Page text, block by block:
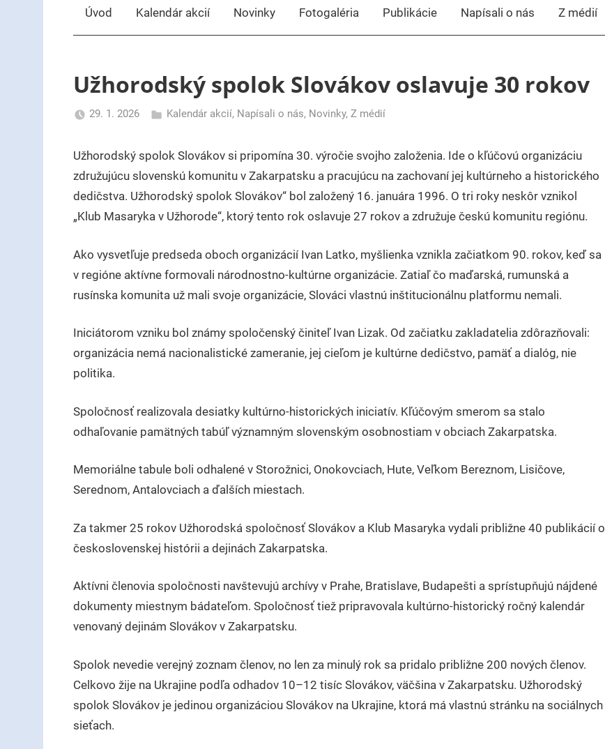
Úvod Kalendár akcií Novinky Fotogaléria Publikácie Napísali o nás Z médií
Užhorodský spolok Slovákov oslavuje 30 rokov
29. 1. 2026
Kalendár akcií, Napísali o nás, Novinky, Z médií
Užhorodský spolok Slovákov si pripomína 30. výročie svojho založenia. Ide o kľúčovú organizáciu
združujúcu slovenskú komunitu v Zakarpatsku a pracujúcu na zachovaní jej kultúrneho a historického
dedičstva. Užhorodský spolok Slovákov“ bol založený 16. januára 1996. O tri roky neskôr vznikol
„Klub Masaryka v Užhorode“, ktorý tento rok oslavuje 27 rokov a združuje českú komunitu regiónu.
Ako vysvetľuje predseda oboch organizácií Ivan Latko, myšlienka vznikla začiatkom 90. rokov, keď sa
v regióne aktívne formovali národnostno-kultúrne organizácie. Zatiaľ čo maďarská, rumunská a
rusínska komunita už mali svoje organizácie, Slováci vlastnú inštitucionálnu platformu nemali.
Iniciátorom vzniku bol známy spoločenský činiteľ Ivan Lizak. Od začiatku zakladatelia zdôrazňovali:
organizácia nemá nacionalistické zameranie, jej cieľom je kultúrne dedičstvo, pamäť a dialóg, nie
politika.
Spoločnosť realizovala desiatky kultúrno-historických iniciatív. Kľúčovým smerom sa stalo
odhaľovanie pamätných tabúľ významným slovenským osobnostiam v obciach Zakarpatska.
Memoriálne tabule boli odhalené v Storožnici, Onokovciach, Hute, Veľkom Bereznom, Lisičove,
Serednom, Antalovciach a ďalších miestach.
Za takmer 25 rokov Užhorodská spoločnosť Slovákov a Klub Masaryka vydali približne 40 publikácií o
československej histórii a dejinách Zakarpatska.
Aktívni členovia spoločnosti navštevujú archívy v Prahe, Bratislave, Budapešti a sprístupňujú nájdené
dokumenty miestnym bádateľom. Spoločnosť tiež pripravovala kultúrno-historický ročný kalendár
venovaný dejinám Slovákov v Zakarpatsku.
Spolok nevedie verejný zoznam členov, no len za minulý rok sa pridalo približne 200 nových členov.
Celkovo žije na Ukrajine podľa odhadov 10–12 tisíc Slovákov, väčšina v Zakarpatsku. Užhorodský
spolok Slovákov je jedinou organizáciou Slovákov na Ukrajine, ktorá má vlastnú stránku na sociálnych
sieťach.